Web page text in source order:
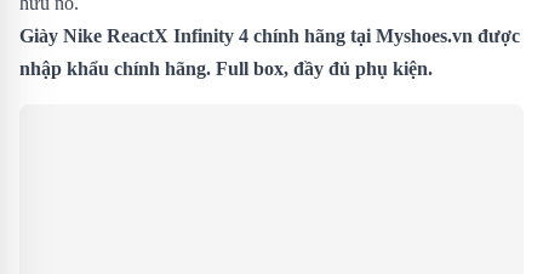
Giày Nike ReactX Infinity 4 chính hãng tại Myshoes.vn được
nhập khẩu chính hãng. Full box, đầy đủ phụ kiện.